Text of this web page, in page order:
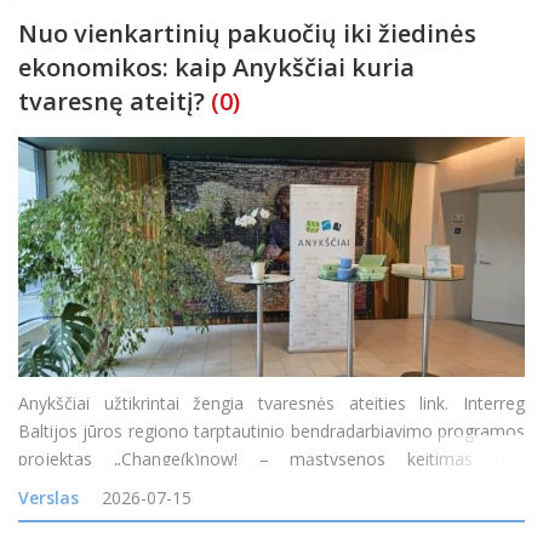
Nuo vienkartinių pakuočių iki žiedinės
ekonomikos: kaip Anykščiai kuria
tvaresnę ateitį? (0)
Anykščiai užtikrintai žengia tvaresnės ateities link. Interreg
Baltijos jūros regiono tarptautinio bendradarbiavimo programos
projektas „Change(k)now! – mąstysenos keitimas nuo
vienkartinio naudojimo į žiedines arba daugkartinio naudojimo
Verslas 2026-07-15